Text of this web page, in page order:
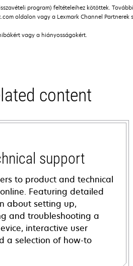
program) feltételeihez kötöttek.
oldalon vagy a Lexmark Channel Partnerek
vagy a hiányosságokért.
content
support
to product and technical
Featuring detailed
about setting up,
and troubleshooting a
interactive user
a selection of how-to